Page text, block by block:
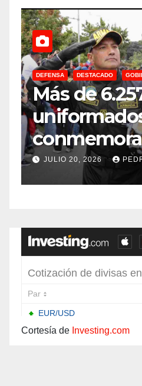
DEFENSA DESTACADO
Más de
años de
JULIO 20, 2026
Cortesía de Investing.com